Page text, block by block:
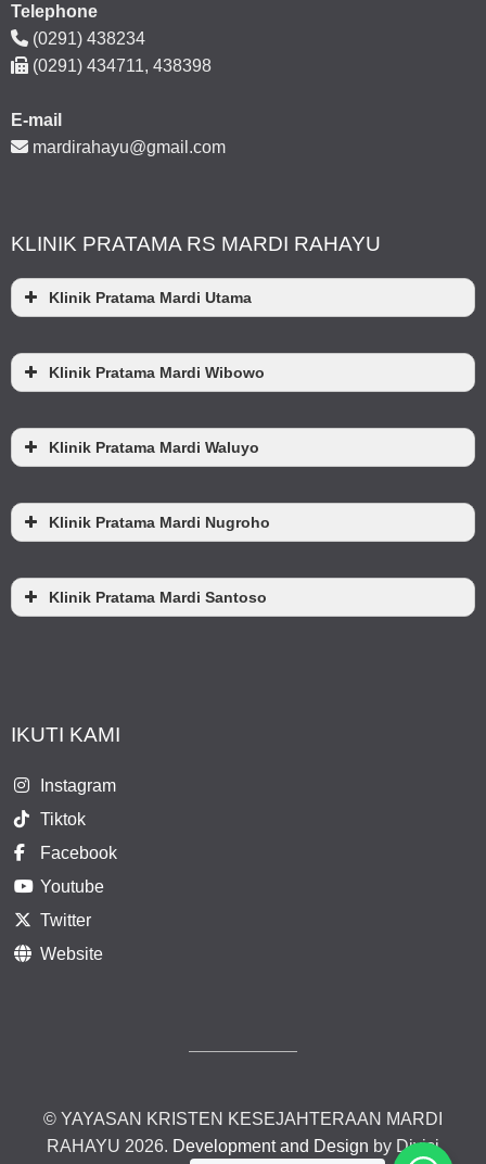
Telephone
(0291) 438234
(0291) 434711, 438398
E-mail
mardirahayu@gmail.com
KLINIK PRATAMA RS MARDI RAHAYU
Klinik Pratama Mardi Utama
Klinik Pratama Mardi Wibowo
Klinik Pratama Mardi Waluyo
Klinik Pratama Mardi Nugroho
Klinik Pratama Mardi Santoso
IKUTI KAMI
Instagram
Tiktok
Facebook
Youtube
Twitter
Website
© YAYASAN KRISTEN KESEJAHTERAAN MARDI
RAHAYU 2026. Development and Design by Divisi